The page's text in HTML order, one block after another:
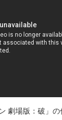
劇場版：破」